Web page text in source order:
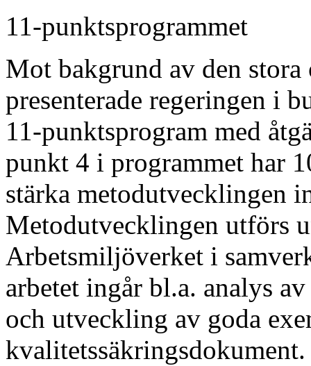
11-punktsprogrammet
Mot bakgrund av den
presenterade regeringen i
11-punktsprogram med
punkt 4 i programmet har
stärka metodutvecklingen
Metodutvecklingen utförs
Arbetsmiljöverket i
arbetet ingår bl.a. analys
och utveckling av goda
kvalitetssäkringsdokument.